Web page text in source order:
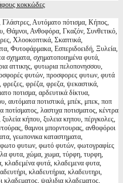
κοκκώδες
Αυτόματο πότισμα, Κήπος,
Θάμνοι, Ανθοφόρα, Γκαζόν, Συνθετικό,
Χλοοκοπτικά, Σκαπτικά,
Φυτοφάρμακα, Εσπεριδοειδή, Ξυλεία,
σχηματα, σχηματοποιημένα φυτά,
αττικης, φυτωρια πελοπονησσου,
φυτών, προσφορες φυτων, φυτά
φρεζες, φρέζα, φρεζα, ψεκαστικά,
ποτισμα, αρδευτικά δίκτυα,
αυτόματα ποτιστικά, μπέκ, μπεκ, ποπ
λαστιχα ποτισματος, κέντρα
ξυλεία κήπου, ξυλεια κηπου, πέργκολες,
θαμνοι μπορντουρας, ανθοφόροι
γεωπονικα καταστηματα,
φωτο φυτων, φωτό φυτών, φωτογραφίες
φυτα, χώμα, χωμα, τύρφη, τυρφη,
κλαδεμένα φυτά, κλαδεμενα φυτα,
κλαδευτήρια, κλαδευτηρι,
κλαδεματος, ψαλιδια κλαδεματος,